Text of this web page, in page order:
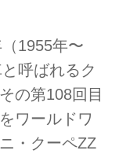
1955年〜
呼ばれるク
の第108回目
ワールドワ
・クーペZZ